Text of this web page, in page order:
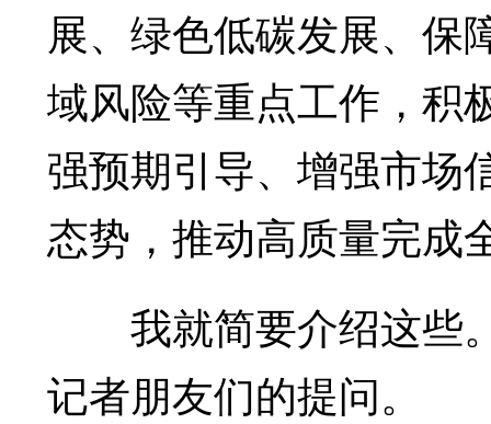
展、绿色低碳发展、保
域风险等重点工作，积
强预期引导、增强市场
态势，推动高质量完成
我就简要介绍这些
记者朋友们的提问。